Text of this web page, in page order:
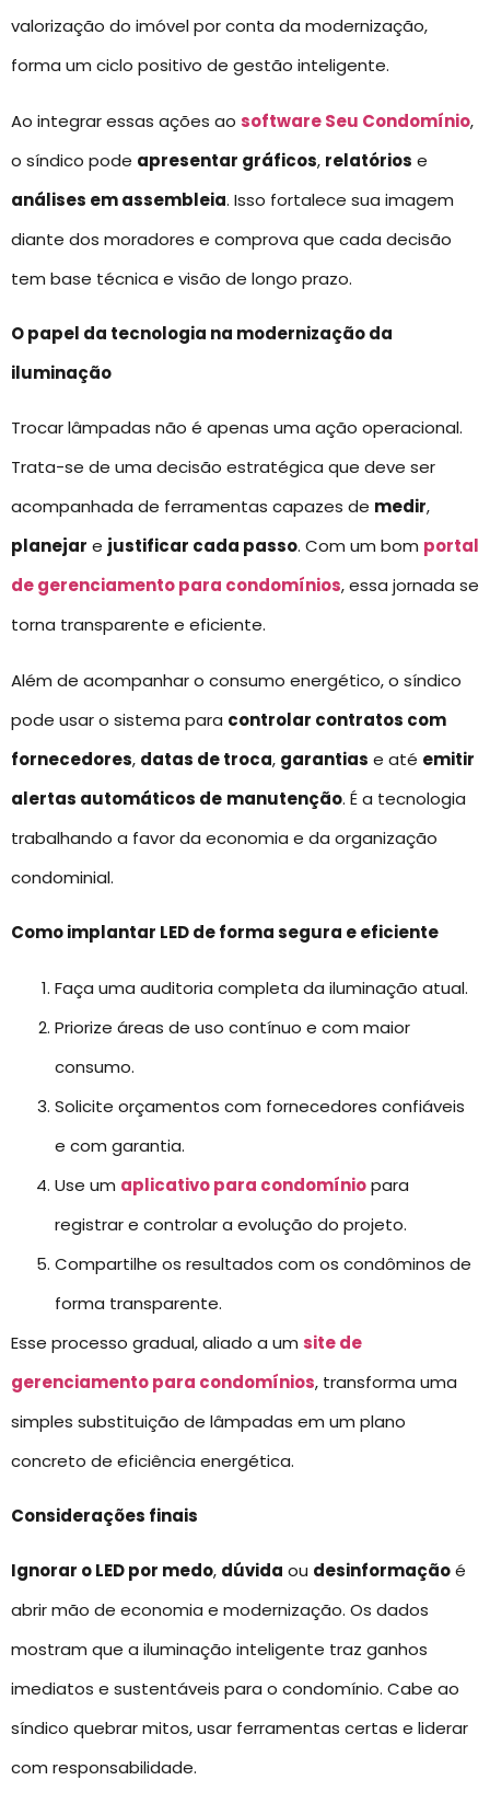
valorização do imóvel por conta da modernização,
forma um ciclo positivo de gestão inteligente.
Ao integrar essas ações ao software Seu Condomínio,
o síndico pode apresentar gráficos, relatórios e
análises em assembleia. Isso fortalece sua imagem
diante dos moradores e comprova que cada decisão
tem base técnica e visão de longo prazo.
O papel da tecnologia na modernização da
iluminação
Trocar lâmpadas não é apenas uma ação operacional.
Trata-se de uma decisão estratégica que deve ser
acompanhada de ferramentas capazes de medir,
planejar e justificar cada passo. Com um bom portal
de gerenciamento para condomínios, essa jornada se
torna transparente e eficiente.
Além de acompanhar o consumo energético, o síndico
pode usar o sistema para controlar contratos com
fornecedores, datas de troca, garantias e até emitir
alertas automáticos de manutenção. É a tecnologia
trabalhando a favor da economia e da organização
condominial.
Como implantar LED de forma segura e eficiente
Faça uma auditoria completa da iluminação atual.
Priorize áreas de uso contínuo e com maior
consumo.
Solicite orçamentos com fornecedores confiáveis
e com garantia.
Use um aplicativo para condomíniopara
registrar e controlar a evolução do projeto.
Compartilhe os resultados com os condôminos de
forma transparente.
Esse processo gradual, aliado a um site de
gerenciamento para condomínios, transforma uma
simples substituição de lâmpadas em um plano
concreto de eficiência energética.
Considerações finais
Ignorar o LED por medo, dúvida ou desinformaçãoé
abrir mão de economia e modernização. Os dados
mostram que a iluminação inteligente traz ganhos
imediatos e sustentáveis para o condomínio. Cabe ao
síndico quebrar mitos, usar ferramentas certas e liderar
com responsabilidade.